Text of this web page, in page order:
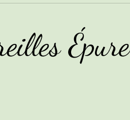
Épure